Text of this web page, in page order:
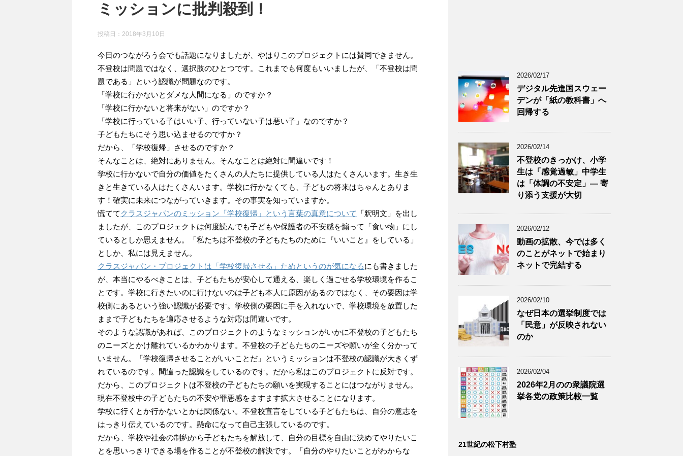
ミッションに批判殺到！
投稿日： 2018年3月10日
今日のつながろう会でも話題になりましたが、やはりこのプロジェクトには賛同できません。
不登校は問題ではなく、選択肢のひとつです。これまでも何度もいいましたが、「不登校は問
題である」という認識が問題なのです。
「学校に行かないとダメな人間になる」のですか？
「学校に行かないと将来がない」のですか？
「学校に行っている子はいい子、行っていない子は悪い子」なのですか？
子どもたちにそう思い込ませるのですか？
だから、「学校復帰」させるのですか？
そんなことは、絶対にありません。そんなことは絶対に間違いです！
学校に行かないで自分の価値をたくさんの人たちに提供している人はたくさんいます。生き生
きと生きている人はたくさんいます。学校に行かなくても、子どもの将来はちゃんとありま
す！確実に未来につながっていきます。その事実を知っていますか。
慌てて クラスジャパンのミッション「学校復帰」という言葉の真意について
「釈明文」を出し
ましたが、このプロジェクトは何度読んでも子どもや保護者の不安感を煽って「食い物」にし
ているとしか思えません。「私たちは不登校の子どもたちのために『いいこと』をしている」
としか、私には見えません。
クラスジャパン・プロジェクトは「学校復帰させる」ためというのが気になるにも書きました
が、本当にやるべきことは、子どもたちが安心して通える、楽しく過ごせる学校環境を作るこ
とです。学校に行きたいのに行けないのは子ども本人に原因があるのではなく、その要因は学
校側にあるという強い認識が必要です。学校側の要因に手を入れないで、学校環境を放置した
ままで子どもたちを適応させるような対応は間違いです。
そのような認識があれば、このプロジェクトのようなミッションがいかに不登校の子どもたち
のニーズとかけ離れているかわかります。不登校の子どもたちのニーズや願いが全く分かって
いません。「学校復帰させることがいいことだ」というミッションは不登校の認識が大きくず
れているのです。間違った認識をしているのです。だから私はこのプロジェクトに反対です。
だから、このプロジェクトは不登校の子どもたちの願いを実現することにはつながりません。
現在不登校中の子どもたちの不安や罪悪感をますます拡大させることになります。
学校に行くとか行かないとかは関係ない。不登校宣言をしている子どもたちは、自分の意志を
はっきり伝えているのです。懸命になって自己主張しているのです。
だから、学校や社会の制約から子どもたちを解放して、自分の目標を自由に決めてやりたいこ
とを思いっきりできる場を作ることが不登校の解決です。「自分のやりたいことがわからな
2026/02/17
デジタル先進国スウェー
デンが「紙の教科書」へ
回帰する
2026/02/14
不登校のきっかけ、小学
生は「感覚過敏」中学生
は「体調の不安定」― 寄
り添う支援が大切
2026/02/12
動画の拡散、今では多く
のことがネットで始まり
ネットで完結する
2026/02/10
なぜ日本の選挙制度では
「民意」が反映されない
のか
2026/02/04
2026年2月のの衆議院選
挙各党の政策比較一覧
21世紀の松下村塾